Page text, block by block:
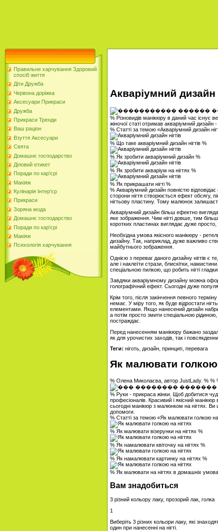
Правильне харчування Здоровий
спосіб життя
Діти Дружба
Червона доріжка
Аксесуари Прикраси
Дружба
Прикраси Тренди
Ваш раціон
Взуття Аксесуари
Свята
Домашнє господарство
Діловий етикет
Поради по кар'єрі
Макіяж
Кулінарія Інтер'єр
Прикраси
Зоряна мода
Домашнє господарство
Поради по кар'єрі
Макіяж
Психологія харчування
Акваріумний дизайн
% Різновидів манікюру в даний час існує
жіночої статі отримав акваріумний дизайн
% Статті за темою «Акваріумний дизайн
% Що таке акваріумний дизайн нігтів %
% Як зробити акваріумний дизайн %
% Як зробити акваріум на нігтях %
% Як прикрашати нігті %
% Акваріумний дизайн повністю
сторони нігтя створюється ефект обсягу,
нігтьову пластину. Тому малюнок
Акваріумний дизайн більш ефектно
яке зображення. Чим нігті довше, тим
коротких пластинах виглядає дуже
Необхідна умова якісного манікюру -
дизайну. Так, наприклад, дуже важливо
майбутнього зображення.
Однією з переваг даного дизайну нігтів є
але і наклеїти стрази, блискітки,
спеціальною пилкою, що робить нігті
Завдяки акваріумному дизайну можна
голографічний ефект. Сьогодні дуже
Крім того, після закінчення певного
немає. У міру того, як буде відростати
елементами. Якщо нанесений дизайн
а потім просто змити спеціальною
постраждає.
Перед нанесенням манікюру бажано
як для урочистих заходів, так і
Теги: ніготь, дизайн, принцип, перевага
Як малювати голкою
% Олена Миколаєва, автор JustLady. % %
% Руки - прикраса жінки. Щоб добитися
професіоналів. Красивий і якісний
сьогодні манікюр з малюнком на нігтях.
допомоги.
% Статті за темою «Як малювати голкою на
% Як малювати візерунки на нігтях %
% Як намалювати квіточку на нігтях %
% Як намалювати картинку на нігтях %
% Як малювати на нігтях в домашніх
Вам знадобиться
3 різний кольору лаку, прозорий лак, голка
1
Виберіть 3 різних кольори лаку, які
один при нанесенні на нігті.